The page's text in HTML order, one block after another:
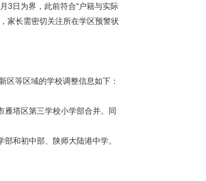
日为界，此前符合“户籍与实际
家长需密切关注所在学区预警状
等区域的学校调整信息如下：
塔区第三学校小学部合并。同
和初中部、陕师大陆港中学。